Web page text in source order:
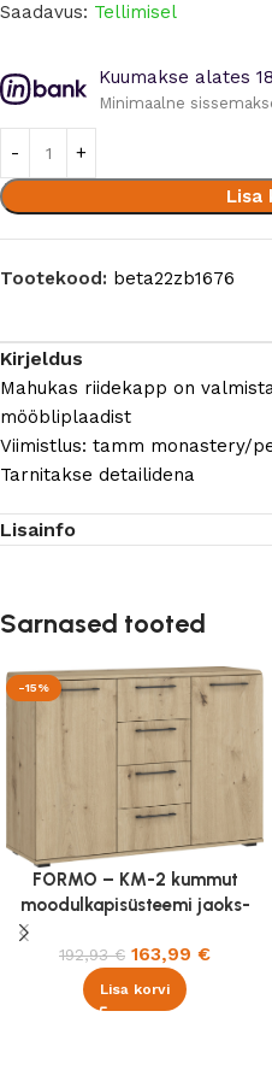
Saadavus: Tellimisel
Kuumakse alates
Minimaalne
Lisa
Tootekood: beta22zb1676
Kirjeldus
Mahukas riidekapp on
mööbliplaadist
Viimistlus: tamm monastery/
Tarnitakse detailidena
Lisainfo
Sarnased tooted
-15%
FORMO – KM-2 kummut
moodulkapisüsteemi jaoks-
192,93€ 163,99 €
Lisa korvi